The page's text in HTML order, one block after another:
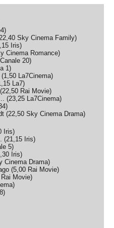
)
Sky Cinema Family)
Iris)
Cinema Romance)
Canale 20)
1)
(1,50 La7Cinema)
La7)
(22,50 Rai Movie)
(23,25 La7Cinema)
)
(22,50 Sky Cinema Drama)
Iris)
(21,15 Iris)
5)
Iris)
Cinema Drama)
(5,00 Rai Movie)
Rai Movie)
)
)